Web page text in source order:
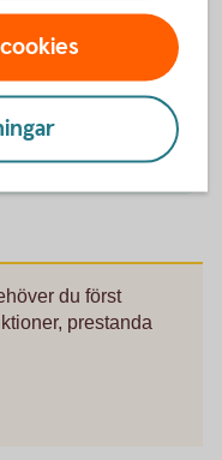
affärer.
du först
prestanda